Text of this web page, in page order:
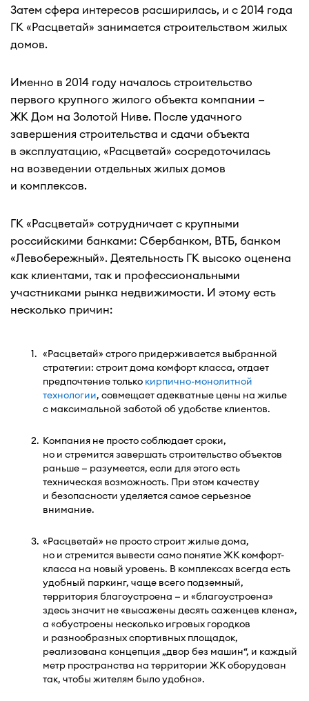
Затем сфера интересов расширилась, и с 2014 года
ГК «Расцветай» занимается строительством жилых
домов.
Именно в 2014 году началось строительство
первого крупного жилого объекта компании —
ЖК Дом на Золотой Ниве. После удачного
завершения строительства и сдачи объекта
в эксплуатацию, «Расцветай» сосредоточилась
на возведении отдельных жилых домов
и комплексов.
ГК «Расцветай» сотрудничает с крупными
российскими банками: Сбербанком, ВТБ, банком
«Левобережный». Деятельность ГК высоко оценена
как клиентами, так и профессиональными
участниками рынка недвижимости. И этому есть
несколько причин:
«Расцветай» строго придерживается выбранной
стратегии: строит дома комфорт класса, отдает
предпочтение только кирпично-монолитной
технологии, совмещает адекватные цены на жилье
с максимальной заботой об удобстве клиентов.
Компания не просто соблюдает сроки,
но и стремится завершать строительство объектов
раньше — разумеется, если для этого есть
техническая возможность. При этом качеству
и безопасности уделяется самое серьезное
внимание.
«Расцветай» не просто строит жилые дома,
но и стремится вывести само понятие ЖК комфорт-
класса на новый уровень. В комплексах всегда есть
удобный паркинг, чаще всего подземный,
территория благоустроена — и «благоустроена»
здесь значит не «высажены десять саженцев клена»,
а «обустроены несколько игровых городков
и разнообразных спортивных площадок,
реализована концепция „двор без машин“, и каждый
метр пространства на территории ЖК оборудован
так, чтобы жителям было удобно».